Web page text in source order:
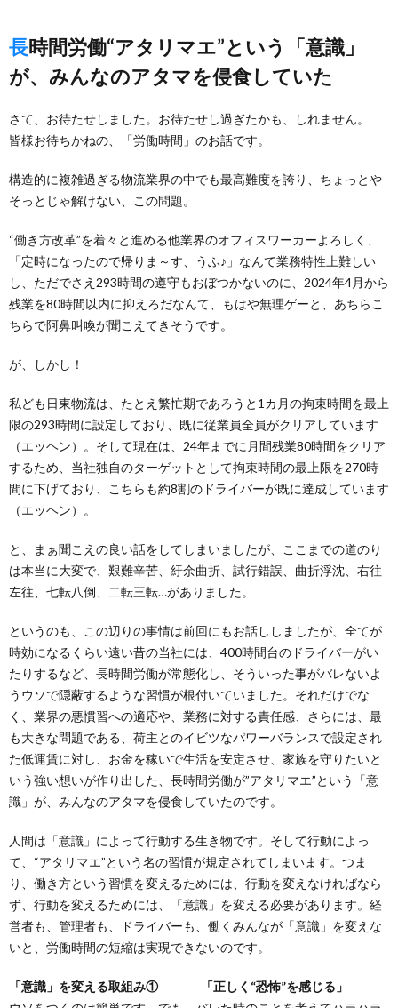
長時間労働“アタリマエ”という「意識」
が、みんなのアタマを侵食していた
さて、お待たせしました。お待たせし過ぎたかも、しれません。
皆様お待ちかねの、「労働時間」のお話です。
構造的に複雑過ぎる物流業界の中でも最高難度を誇り、ちょっとや
そっとじゃ解けない、この問題。
“働き方改革”を着々と進める他業界のオフィスワーカーよろしく、
「定時になったので帰りま～す、うふ♪」なんて業務特性上難しい
し、ただでさえ293時間の遵守もおぼつかないのに、2024年4月から
残業を80時間以内に抑えろだなんて、もはや無理ゲーと、あちらこ
ちらで阿鼻叫喚が聞こえてきそうです。
が、しかし！
私ども日東物流は、たとえ繁忙期であろうと1カ月の拘束時間を最上
限の293時間に設定しており、既に従業員全員がクリアしています
（エッヘン）。そして現在は、24年までに月間残業80時間をクリア
するため、当社独自のターゲットとして拘束時間の最上限を270時
間に下げており、こちらも約8割のドライバーが既に達成しています
（エッヘン）。
と、まぁ聞こえの良い話をしてしまいましたが、ここまでの道のり
は本当に大変で、艱難辛苦、紆余曲折、試行錯誤、曲折浮沈、右往
左往、七転八倒、二転三転…がありました。
というのも、この辺りの事情は前回にもお話ししましたが、全てが
時効になるくらい遠い昔の当社には、400時間台のドライバーがい
たりするなど、長時間労働が常態化し、そういった事がバレないよ
うウソで隠蔽するような習慣が根付いていました。それだけでな
く、業界の悪慣習への適応や、業務に対する責任感、さらには、最
も大きな問題である、荷主とのイビツなパワーバランスで設定され
た低運賃に対し、お金を稼いで生活を安定させ、家族を守りたいと
いう強い想いが作り出した、長時間労働が”アタリマエ”という「意
識」が、みんなのアタマを侵食していたのです。
人間は「意識」によって行動する生き物です。そして行動によっ
て、“アタリマエ”という名の習慣が規定されてしまいます。つま
り、働き方という習慣を変えるためには、行動を変えなければなら
ず、行動を変えるためには、「意識」を変える必要があります。経
営者も、管理者も、ドライバーも、働くみんなが「意識」を変えな
いと、労働時間の短縮は実現できないのです。
「意識」を変える取組み① ――― 「正しく“恐怖”を感じる」